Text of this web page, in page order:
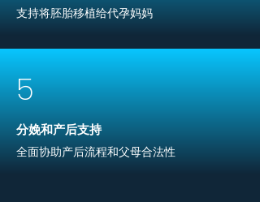
支持将胚胎移植给代孕妈妈
5
分娩和产后支持
全面协助产后流程和父母合法性